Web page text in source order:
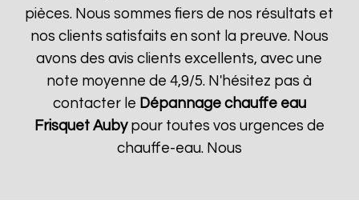
pièces. Nous sommes fiers de nos résultats et
nos clients satisfaits en sont la preuve. Nous
avons des avis clients excellents, avec une
note moyenne de 4,9/5. N'hésitez pas à
contacter le Dépannage chauffe eau
Frisquet Aubypour toutes vos urgences de
chauffe-eau. Nous